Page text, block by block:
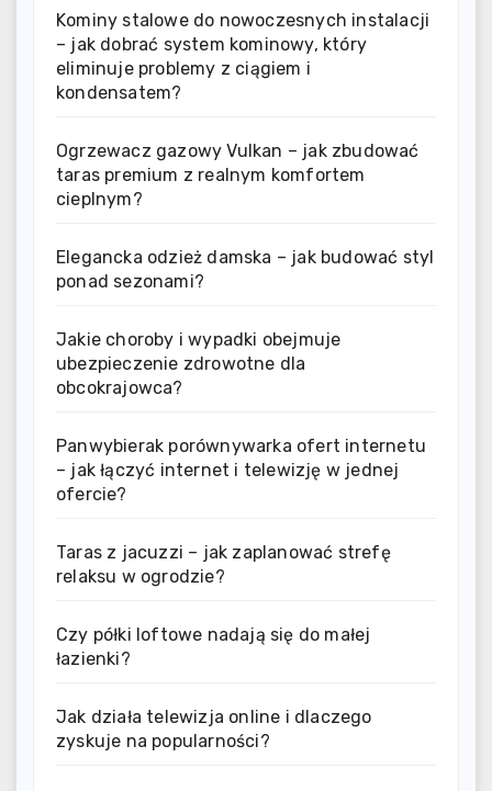
Kominy stalowe do nowoczesnych instalacji
– jak dobrać system kominowy, który
eliminuje problemy z ciągiem i
kondensatem?
Ogrzewacz gazowy Vulkan – jak zbudować
taras premium z realnym komfortem
cieplnym?
Elegancka odzież damska – jak budować styl
ponad sezonami?
Jakie choroby i wypadki obejmuje
ubezpieczenie zdrowotne dla
obcokrajowca?
Panwybierak porównywarka ofert internetu
– jak łączyć internet i telewizję w jednej
ofercie?
Taras z jacuzzi – jak zaplanować strefę
relaksu w ogrodzie?
Czy półki loftowe nadają się do małej
łazienki?
Jak działa telewizja online i dlaczego
zyskuje na popularności?